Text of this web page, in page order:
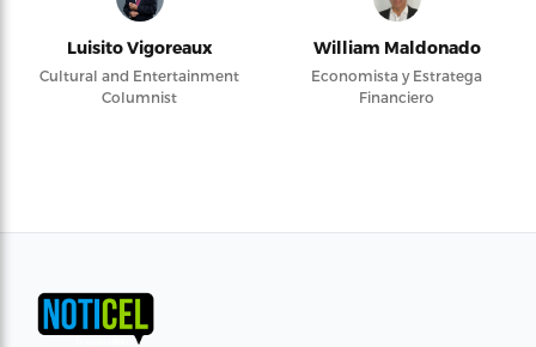
Luisito Vigoreaux
Cultural and Entertainment
Columnist
William Maldonado
Economista y Estratega
Financiero